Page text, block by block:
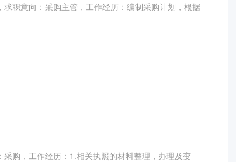
职意向：采购主管，工作经历：编制采购计划，根据
购，工作经历：1.相关执照的材料整理，办理及变